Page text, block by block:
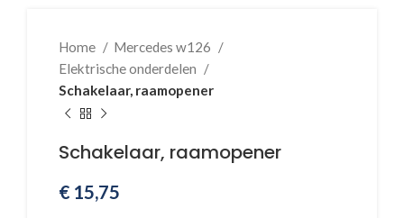
Home
Mercedes w126
Elektrische onderdelen
Schakelaar, raamopener
Schakelaar, raamopener
€ 15,75